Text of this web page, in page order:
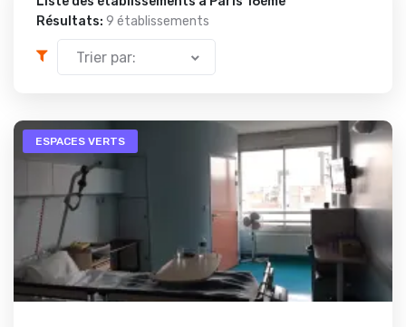
Résultats: 9 établissements
Trier par:
ESPACES VERTS